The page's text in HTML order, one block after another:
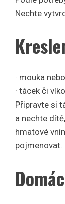
Nechte
· mouka
· tácek či
Připravte si
a nechte
hmatové
pojmenovat.